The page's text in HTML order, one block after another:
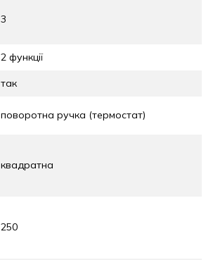
3
2 функції
так
поворотна ручка (термостат)
квадратна
250